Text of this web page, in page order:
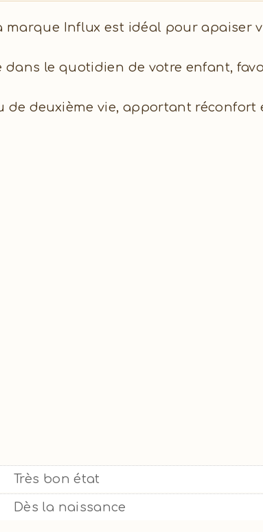
Influx est idéal pour apaiser
le quotidien de votre enfant,
deuxième vie, apportant réconfort
Très bon état
Dès la naissance